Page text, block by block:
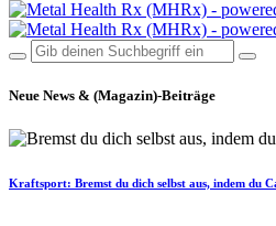
Neue News & (Magazin)-Beiträge
Kraftsport: Bremst du dich selbst aus, indem du